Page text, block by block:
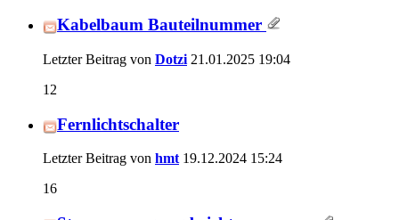
Kabelbaum Bauteilnummer
Letzter Beitrag von Dotzi 21.01.2025 19:04
12
Fernlichtschalter
Letzter Beitrag von hmt 19.12.2024 15:24
16